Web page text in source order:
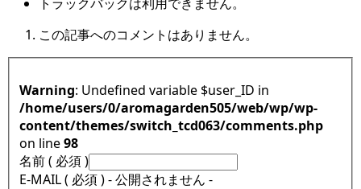
この記事へのコメントはありません。
Warning : Undefined variable $user_ID in
/home/users/0/aromagarden505/web/wp/wp-
content/themes/switch_tcd063/comments.php
on line98
名前 ( 必須 )
E-MAIL ( 必須 ) - 公開されません -